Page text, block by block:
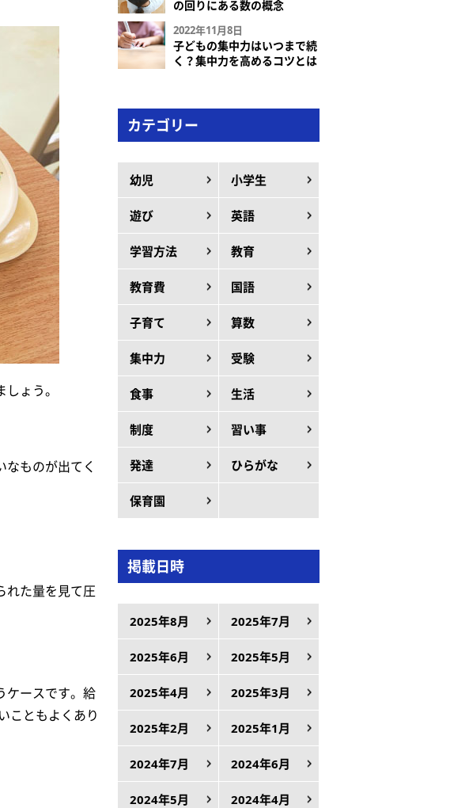
ょう。
なものが出てく
れた量を見て圧
ケースです。給
こともよくあり
の回りにある数の概念
2022年11月8日
子どもの集中力はいつまで続
く？集中力を高めるコツとは
カテゴリー
幼児 小学生
遊び 英語
学習方法 教育
教育費 国語
子育て 算数
集中力 受験
食事 生活
制度 習い事
発達 ひらがな
保育園
掲載日時
2025年8月 2025年7月
2025年6月 2025年5月
2025年4月 2025年3月
2025年2月 2025年1月
2024年7月 2024年6月
2024年5月 2024年4月